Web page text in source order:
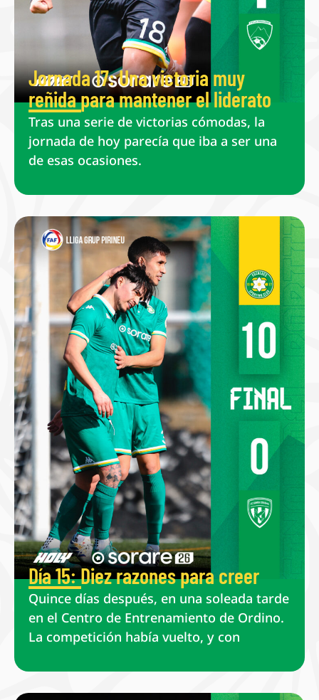
Jornada 17: Una victoria muy
reñida para mantener el liderato
Tras una serie de victorias cómodas, la
jornada de hoy parecía que iba a ser una
de esas ocasiones.
Día 15: Diez razones para creer
Quince días después, en una soleada tarde
en el Centro de Entrenamiento de Ordino.
La competición había vuelto, y con